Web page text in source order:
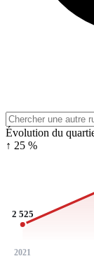
Évolution du
↑ 25 %
2 525
2021